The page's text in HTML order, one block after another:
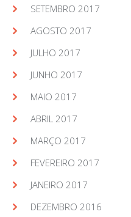
SETEMBRO 2017
AGOSTO 2017
JULHO 2017
JUNHO 2017
MAIO 2017
ABRIL 2017
MARÇO 2017
FEVEREIRO 2017
JANEIRO 2017
DEZEMBRO 2016